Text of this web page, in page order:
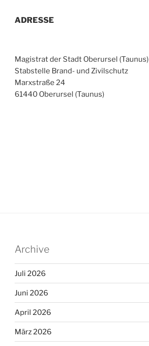
ADRESSE
Magistrat der Stadt Oberursel (Taunus)
Stabstelle Brand- und Zivilschutz
Marxstraße 24
61440 Oberursel (Taunus)
Archive
Juli 2026
Juni 2026
April 2026
März 2026